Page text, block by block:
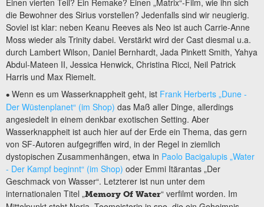
die Bewohner des Sirius vorstellen? Jedenfalls sind wir neugierig.
Soviel ist klar: neben Keanu Reeves als Neo ist auch Carrie-Anne
Moss wieder als Trinity dabei. Verstärkt wird der Cast diesmal u.a.
durch Lambert Wilson, Daniel Bernhardt, Jada Pinkett Smith, Yahya
Abdul-Mateen II, Jessica Henwick, Christina Ricci, Neil Patrick
Harris und Max Riemelt.
• Wenn es um Wasserknappheit geht, ist Frank Herberts „Dune -
Der Wüstenplanet“ (im Shop) das Maß aller Dinge, allerdings
angesiedelt in einem denkbar exotischen Setting. Aber
Wasserknappheit ist auch hier auf der Erde ein Thema, das gern
von SF-Autoren aufgegriffen wird, in der Regel in ziemlich
dystopischen Zusammenhängen, etwa in Paolo Bacigalupis „Water
- Der Kampf beginnt“ (im Shop) oder Emmi Itärantas „Der
Geschmack von Wasser“. Letzterer ist nun unter dem
internationalen Titel „Memory Of Water“ verfilmt worden. Im